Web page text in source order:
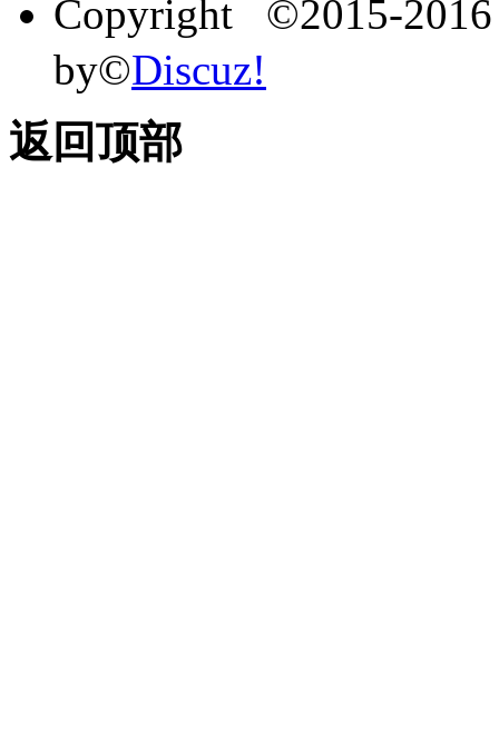
Copyright ©2015-
by©Discuz!
返回顶部